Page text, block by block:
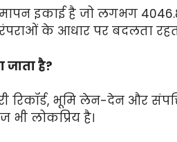
इकाई है जो लगभग
के आधार पर बदलता
जाता है?
भूमि लेन-देन और
लोकप्रिय है।